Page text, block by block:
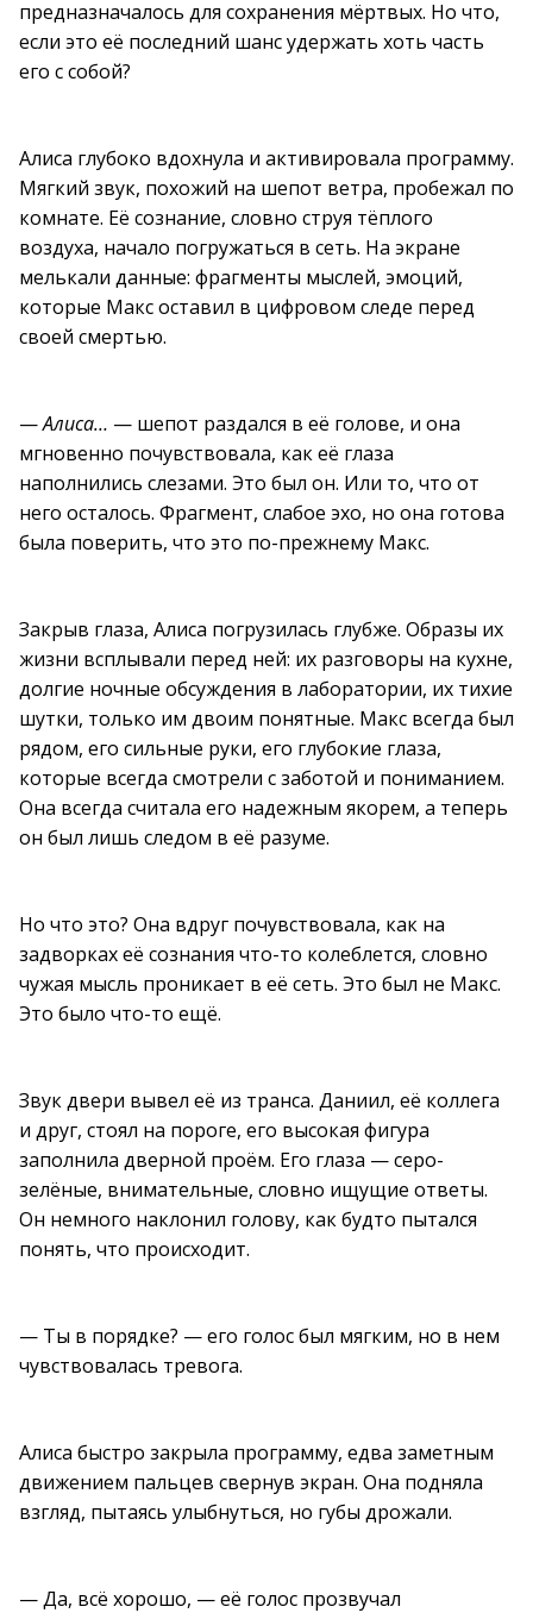
предназначалось для сохранения мёртвых. Но что,
если это её последний шанс удержать хоть часть
его с собой?
Алиса глубоко вдохнула и активировала программу.
Мягкий звук, похожий на шепот ветра, пробежал по
комнате. Её сознание, словно струя тёплого
воздуха, начало погружаться в сеть. На экране
мелькали данные: фрагменты мыслей, эмоций,
которые Макс оставил в цифровом следе перед
своей смертью.
—Алиса… — шепот раздался в её голове, и она
мгновенно почувствовала, как её глаза
наполнились слезами. Это был он. Или то, что от
него осталось. Фрагмент, слабое эхо, но она готова
была поверить, что это по-прежнему Макс.
Закрыв глаза, Алиса погрузилась глубже. Образы их
жизни всплывали перед ней: их разговоры на кухне,
долгие ночные обсуждения в лаборатории, их тихие
шутки, только им двоим понятные. Макс всегда был
рядом, его сильные руки, его глубокие глаза,
которые всегда смотрели с заботой и пониманием.
Она всегда считала его надежным якорем, а теперь
он был лишь следом в её разуме.
Но что это? Она вдруг почувствовала, как на
задворках её сознания что-то колеблется, словно
чужая мысль проникает в её сеть. Это был не Макс.
Это было что-то ещё.
Звук двери вывел её из транса. Даниил, её коллега
и друг, стоял на пороге, его высокая фигура
заполнила дверной проём. Его глаза — серо-
зелёные, внимательные, словно ищущие ответы.
Он немного наклонил голову, как будто пытался
понять, что происходит.
— Ты в порядке? — его голос был мягким, но в нем
чувствовалась тревога.
Алиса быстро закрыла программу, едва заметным
движением пальцев свернув экран. Она подняла
взгляд, пытаясь улыбнуться, но губы дрожали.
— Да, всё хорошо, — её голос прозвучал